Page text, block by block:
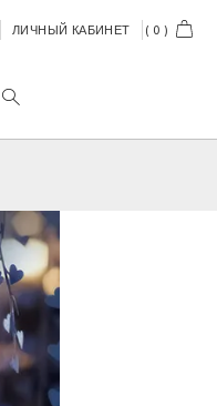
ЛИЧНЫЙ КАБИНЕТ CART
( 0 )
ВСЕ СРЕДСТВА
ВСЕ СРЕДСТВА
ВСЕ СРЕДСТВА